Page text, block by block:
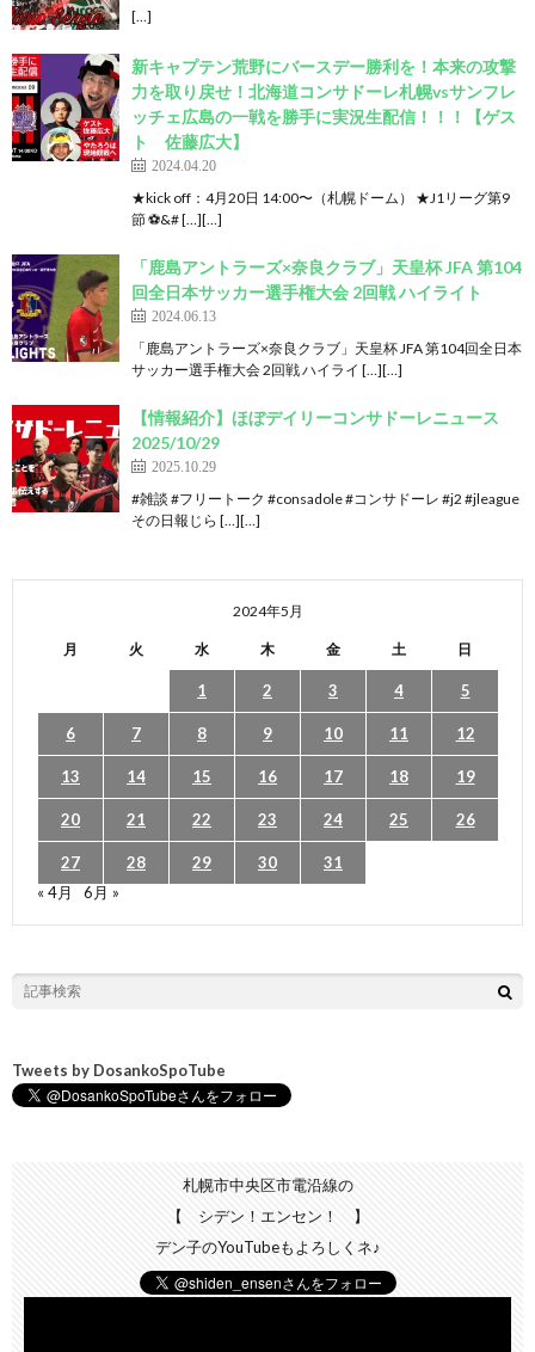
[…]
新キャプテン荒野にバースデー勝利を！本来の攻撃
力を取り戻せ！北海道コンサドーレ札幌vsサンフレ
ッチェ広島の一戦を勝手に実況生配信！！！【ゲス
ト 佐藤広大】
2024.04.20
★kick off：4月20日 14:00〜（札幌ドーム） ★J1リーグ第9
節 ⚽&# […][…]
「鹿島アントラーズ×奈良クラブ」天皇杯 JFA 第104
回全日本サッカー選手権大会 2回戦 ハイライト
2024.06.13
「鹿島アントラーズ×奈良クラブ」天皇杯 JFA 第104回全日本
サッカー選手権大会 2回戦 ハイライ […][…]
【情報紹介】ほぼデイリーコンサドーレニュース
2025/10/29
2025.10.29
#雑談 #フリートーク #consadole #コンサドーレ #j2 #jleague
その日報じら […][…]
2024年5月
月 火 水 木 金 土 日
1 2 3 4 5
6 7 8 9 10 11 12
13 14 15 16 17 18 19
20 21 22 23 24 25 26
27 28 29 30
31
« 4月
6月 »
Tweets by DosankoSpoTube
札幌市中央区市電沿線の
【 シデン！エンセン！ 】
デン子のYouTubeもよろしくネ♪